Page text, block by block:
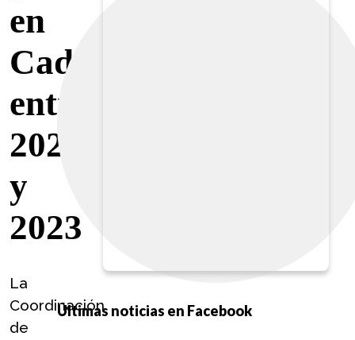
en
Cadereyta
entre
2020
y
2023
La
Coordinación
de
Últimas noticias en Facebook